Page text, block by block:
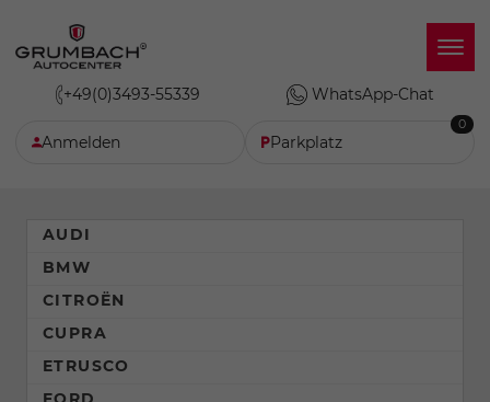
+49(0)3493-55339 WhatsApp-Chat
Anmelden Parkplatz
0
AUDI
BMW
CITROËN
CUPRA
ETRUSCO